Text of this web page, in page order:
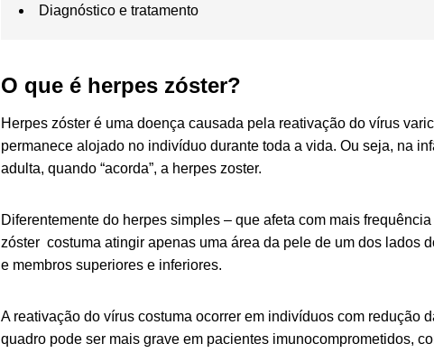
Diagnóstico e tratamento
O que é herpes zóster?
Herpes zóster é uma doença causada pela reativação do vírus
permanece alojado no indivíduo durante toda a vida. Ou seja, na
adulta, quando “acorda”, a herpes zoster.
Diferentemente do herpes simples – que afeta com mais
zóster costuma atingir apenas uma área da pele de um dos lados
e membros superiores e inferiores.
A reativação do vírus costuma ocorrer em indivíduos com redução
quadro pode ser mais grave em pacientes imunocomprometidos,